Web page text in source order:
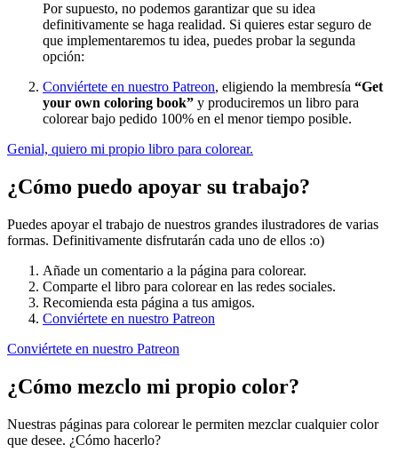
Por supuesto, no podemos garantizar que su idea
definitivamente se haga realidad. Si quieres estar seguro de
que implementaremos tu idea, puedes probar la segunda
opción:
Conviértete en nuestro Patreon, eligiendo la membresía “Get
your own coloring book” y produciremos un libro para
colorear bajo pedido 100% en el menor tiempo posible.
Genial, quiero mi propio libro para colorear.
¿Cómo puedo apoyar su trabajo?
Puedes apoyar el trabajo de nuestros grandes ilustradores de varias
formas. Definitivamente disfrutarán cada uno de ellos :o)
Añade un comentario a la página para colorear.
Comparte el libro para colorear en las redes sociales.
Recomienda esta página a tus amigos.
Conviértete en nuestro Patreon
Conviértete en nuestro Patreon
¿Cómo mezclo mi propio color?
Nuestras páginas para colorear le permiten mezclar cualquier color
que desee. ¿Cómo hacerlo?